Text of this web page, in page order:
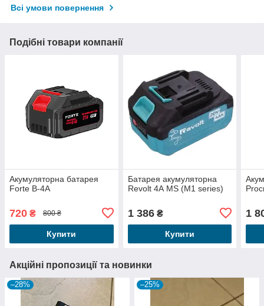
Всі умови повернення
Подібні товари компанії
Акумуляторна батарея
Forte В-4А
720 ₴ 800 ₴
Купити
Батарея акумуляторна
Revolt 4А MS (M1 series)
1 386₴
Купити
1
Акційні пропозиції та новинки
–28% –25%